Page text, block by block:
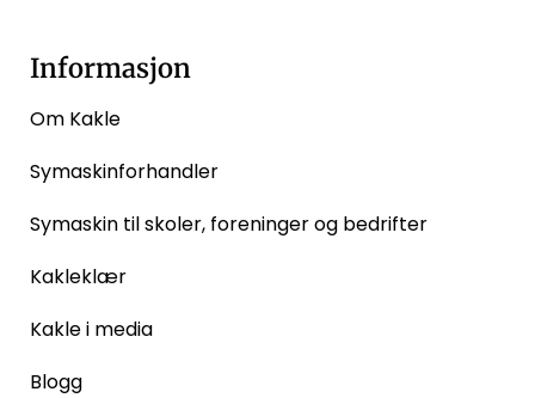
Informasjon
Om Kakle
Symaskinforhandler
Symaskin til skoler, foreninger og bedrifter
Kakleklær
Kakle i media
Blogg